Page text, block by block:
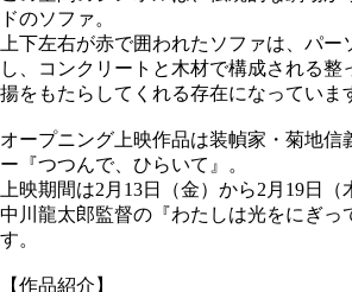
ドのソファ。
上下左右が赤で囲われたソファは、パ
し、コンクリートと木材で構成される整
揚をもたらしてくれる存在になっていま
オープニング上映作品は装幀家・菊地信
ー『つつんで、ひらいて』。
上映期間は2月13日（金）から2月19日
中川龍太郎監督の『わたしは光をにぎっ
す。
【作品紹介】